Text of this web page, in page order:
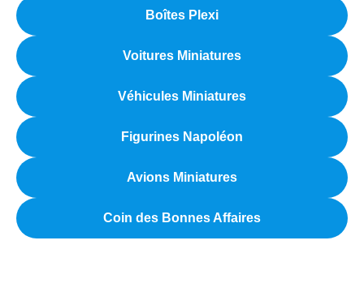
Boîtes Plexi
Voitures Miniatures
Véhicules Miniatures
Figurines Napoléon
Avions Miniatures
Coin des Bonnes Affaires